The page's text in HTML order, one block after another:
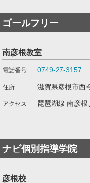
ゴールフリー
南彦根教室
0749-27-3157
滋賀県彦根市西
琵琶湖線 南彦
ナビ個別指導学院
彦根校